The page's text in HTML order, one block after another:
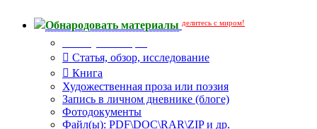
Обнародовать материалы делитесь с миром!
Статья, обзор, исследование
Книга
Художественная проза или поэзия
Запись в личном дневнике (блоге)
Фотодокументы
Файл(ы): PDF\DOC\RAR\ZIP и др.